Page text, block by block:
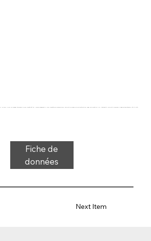
mm + profil en losange, épaisseur 2,0 mm, dureté 65° ShA, force-allongement 8 N/mm, diamètre du rouleau 35 mm, support du rouleau, de la glissière et de l'auge, approuvé FDA/UE, résistant à l'huile et à la graisse, plage de température -10°C à 110°C
Fiche de
données
Next Item